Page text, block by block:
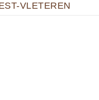
VLETEREN